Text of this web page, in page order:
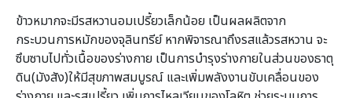
ข้าวหมากจะมีรสหวานอมเปรี้ยวเล็กน้อย เป็นผลผลิตจาก
กระบวนการหมักของจุลินทรีย์ หากพิจารณาถึงรสแล้วรสหวาน จะ
ซึบซาบไปทั่วเนื้อของร่างกาย เป็นการบำรุงร่างกายในส่วนของธาตุ
ดิน(มังสัง)ให้มีสุขภาพสมบูรณ์ และเพิ่มพลังงานขับเคลื่อนของ